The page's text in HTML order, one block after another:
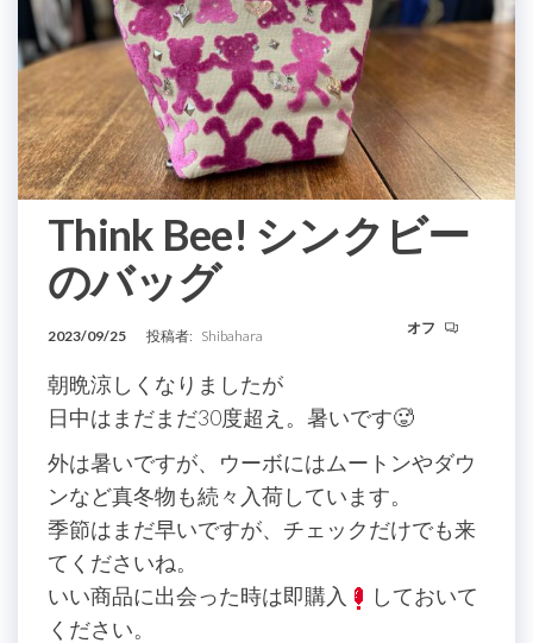
Think Bee! シンクビー
のバッグ
2023/09/25 投稿者: Shibahara オフ
朝晩涼しくなりましたが
日中はまだまだ30度超え。暑いです🥵
外は暑いですが、ウーボにはムートンやダウ
ンなど真冬物も続々入荷しています。
季節はまだ早いですが、チェックだけでも来
てくださいね。
いい商品に出会った時は即購入
しておいて
ください。